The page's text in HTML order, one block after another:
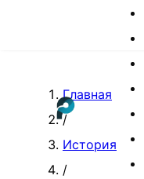
Главная
/
История
/